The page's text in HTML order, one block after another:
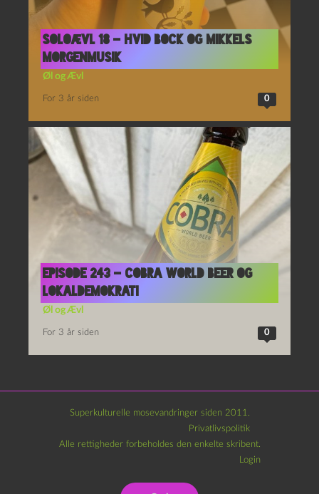
Soloævl 18 – Hvid Bock og Mikkels
Morgenmusik
Øl og Ævl
For 3 år siden 0
Episode 243 – Cobra World Beer og
Lokaldemokrati
Øl og Ævl
For 3 år siden 0
Superkulturelle mosevandringer siden 2011.
Privatlivspolitik
Alle rettigheder forbeholdes den enkelte skribent.
Login